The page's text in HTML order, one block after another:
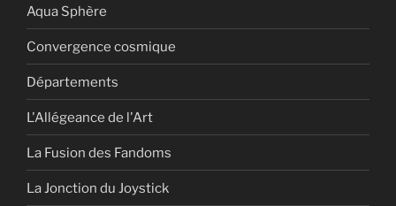
Aqua Sphère
Convergence cosmique
Départements
L'Allégeance de l'Art
La Fusion des Fandoms
La Jonction du Joystick